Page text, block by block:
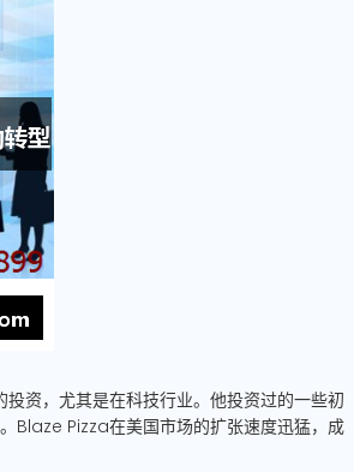
资，尤其是在科技行业。他投资过的一些初
Blaze Pizza在美国市场的扩张速度迅猛，成